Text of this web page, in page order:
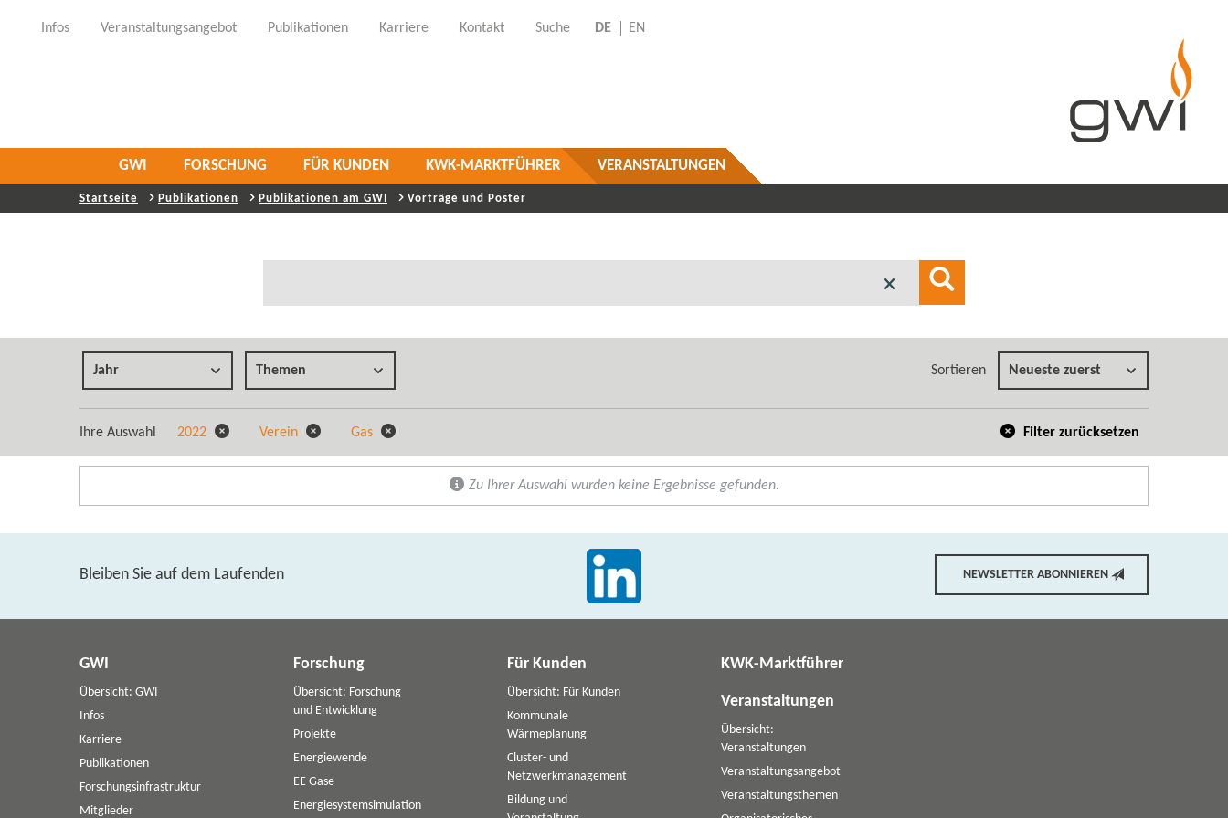
Infos Veranstaltungsangebot Publikationen Karriere Kontakt Suche DE EN
GWI FORSCHUNG FÜR KUNDEN KWK-MARKTFÜHRER VERANSTALTUNGEN
Startseite Publikationen Publikationen am GWI Vorträge und Poster
Jahr Themen Sortieren Neueste zuerst
Ihre Auswahl 2022 Verein Gas Filter zurücksetzen
Zu Ihrer Auswahl wurden keine Ergebnisse gefunden.
Bleiben Sie auf dem Laufenden NEWSLETTER ABONNIEREN
GWI
Übersicht: GWI
Infos
Karriere
Publikationen
Forschungsinfrastruktur
Mitglieder
Forschung
Übersicht: Forschung
und Entwicklung
Projekte
Energiewende
EE Gase
Energiesystemsimulation
Für Kunden
Übersicht: Für Kunden
Kommunale
Wärmeplanung
Cluster- und
Netzwerkmanagement
Bildung und
KWK-Marktführer
Veranstaltungen
Übersicht:
Veranstaltungen
Veranstaltungsangebot
Veranstaltungsthemen